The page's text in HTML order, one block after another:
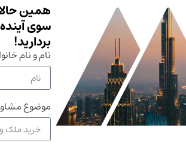
همین حالا قدم اول
سوی آینده ای
بردارید!
نام و نام خانوادگی
موضوع مشاوره